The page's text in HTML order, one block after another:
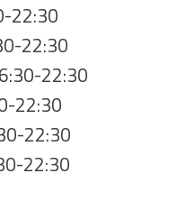
22:30
22:30
22:30
22:30
22:30
22:30